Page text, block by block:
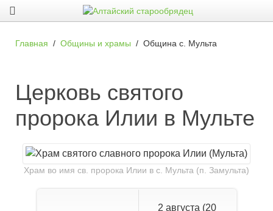
Главная Общины и храмы Община с. Мульта
Церковь святого
пророка Илии в Мульте
Храм во имя св. пророка Илии в с. Мульта (п. Замульта)
2 августа (20